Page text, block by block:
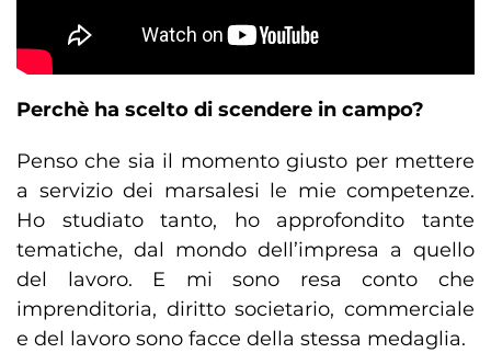
Perchè ha scelto di scendere in campo?
Penso che sia il momento giusto per mettere
a servizio dei marsalesi le mie competenze.
Ho studiato tanto, ho approfondito tante
tematiche, dal mondo dell’impresa a quello
del lavoro. E mi sono resa conto che
imprenditoria, diritto societario, commerciale
e del lavoro sono facce della stessa medaglia.